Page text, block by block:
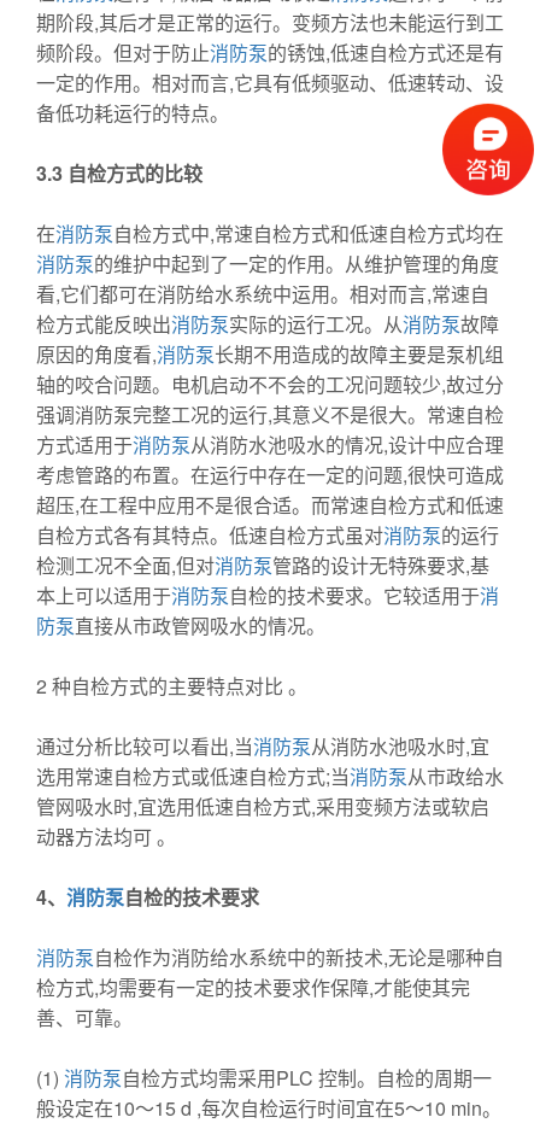
期阶段,其后才是正常的运行。变频方法也未能运行到工
频阶段。但对于防止消防泵的锈蚀,低速自检方式还是有
一定的作用。相对而言,它具有低频驱动、低速转动、设
备低功耗运行的特点。
3.3 自检方式的比较
在消防泵自检方式中,常速自检方式和低速自检方式均在
消防泵的维护中起到了一定的作用。从维护管理的角度
看,它们都可在消防给水系统中运用。相对而言,常速自
检方式能反映出消防泵实际的运行工况。从消防泵故障
原因的角度看,消防泵长期不用造成的故障主要是泵机组
轴的咬合问题。电机启动不不会的工况问题较少,故过分
强调消防泵完整工况的运行,其意义不是很大。常速自检
方式适用于消防泵从消防水池吸水的情况,设计中应合理
考虑管路的布置。在运行中存在一定的问题,很快可造成
超压,在工程中应用不是很合适。而常速自检方式和低速
自检方式各有其特点。低速自检方式虽对消防泵的运行
检测工况不全面,但对消防泵管路的设计无特殊要求,基
本上可以适用于消防泵自检的技术要求。它较适用于消
防泵直接从市政管网吸水的情况。
2 种自检方式的主要特点对比 。
通过分析比较可以看出,当消防泵从消防水池吸水时,宜
选用常速自检方式或低速自检方式;当消防泵从市政给水
管网吸水时,宜选用低速自检方式,采用变频方法或软启
动器方法均可 。
4、 消防泵自检的技术要求
消防泵自检作为消防给水系统中的新技术,无论是哪种自
检方式,均需要有一定的技术要求作保障,才能使其完
善、可靠。
(1) 消防泵自检方式均需采用PLC 控制。自检的周期一
般设定在10～15 d ,每次自检运行时间宜在5～10 min。